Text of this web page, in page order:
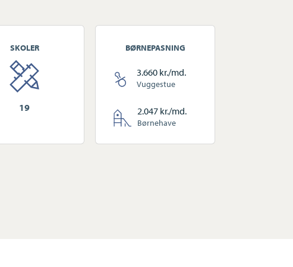
SKOLER
19
BØRNEPASNING
Vuggestue
3.660 kr./md.
Børnehave
2.047 kr./md.